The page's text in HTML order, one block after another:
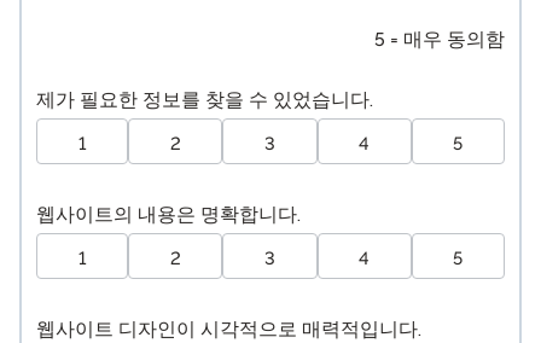
5 = 매우 동의함
제가 필요한 정보를 찾을 수 있었습니다.
1 2 3 4 5
웹사이트의 내용은 명확합니다.
1 2 3 4 5
웹사이트 디자인이 시각적으로 매력적입니다.